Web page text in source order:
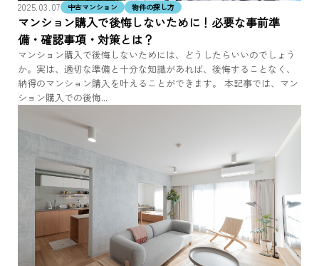
2025.03.07 中古マンション 物件の探し方
マンション購入で後悔しないために！必要な事前準
備・確認事項・対策とは？
マンション購入で後悔しないためには、どうしたらいいのでしょう
か。実は、適切な準備と十分な知識があれば、後悔することなく、
納得のマンション購入を叶えることができます。 本記事では、マン
ション購入での後悔...